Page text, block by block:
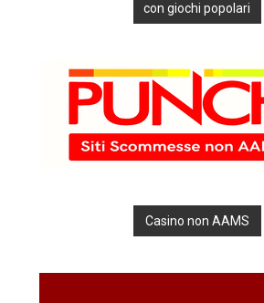
con giochi popolari
Casino non AAMS